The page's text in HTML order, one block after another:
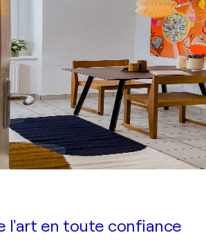
l'art en toute confiance